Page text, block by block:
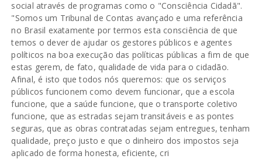
social através de programas como o "Consciência Cidadã".
"Somos um Tribunal de Contas avançado e uma referência
no Brasil exatamente por termos esta consciência de que
temos o dever de ajudar os gestores públicos e agentes
políticos na boa execução das políticas públicas a fim de que
estas gerem, de fato, qualidade de vida para o cidadão.
Afinal, é isto que todos nós queremos: que os serviços
públicos funcionem como devem funcionar, que a escola
funcione, que a saúde funcione, que o transporte coletivo
funcione, que as estradas sejam transitáveis e as pontes
seguras, que as obras contratadas sejam entregues, tenham
qualidade, preço justo e que o dinheiro dos impostos seja
aplicado de forma honesta, eficiente, cri